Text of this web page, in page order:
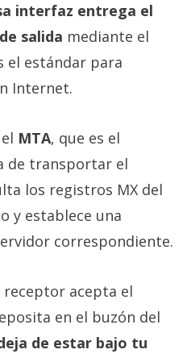
interfaz entrega el
salida mediante el
el estándar para
Internet.
MTA, que es el
de transportar el
los registros MX del
y establece una
correspondiente.
receptor acepta el
en el buzón del
de estar bajo tu